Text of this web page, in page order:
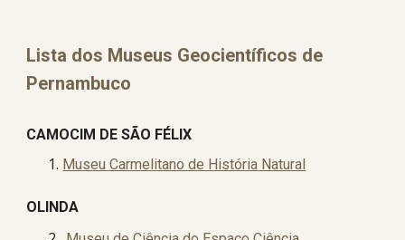
Lista dos Museus Geocientíficos de
Pernambuco
CAMOCIM DE SÃO FÉLIX
Museu Carmelitano de História Natural
OLINDA